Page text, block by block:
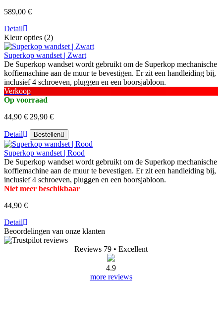
589,00 €
Detail
Kleur opties (2)
Superkop wandset | Zwart
De Superkop wandset wordt gebruikt om de Superkop mechanische
koffiemachine aan de muur te bevestigen. Er zit een handleiding bij,
inclusief 4 schroeven, pluggen en een boorsjabloon.
Verkoop
Op voorraad
44,90 € 29,90 €
Detail Bestellen
Superkop wandset | Rood
De Superkop wandset wordt gebruikt om de Superkop mechanische
koffiemachine aan de muur te bevestigen. Er zit een handleiding bij,
inclusief 4 schroeven, pluggen en een boorsjabloon.
Niet meer beschikbaar
44,90 €
Detail
Beoordelingen van onze klanten
Reviews 79 • Excellent
4.9
more reviews